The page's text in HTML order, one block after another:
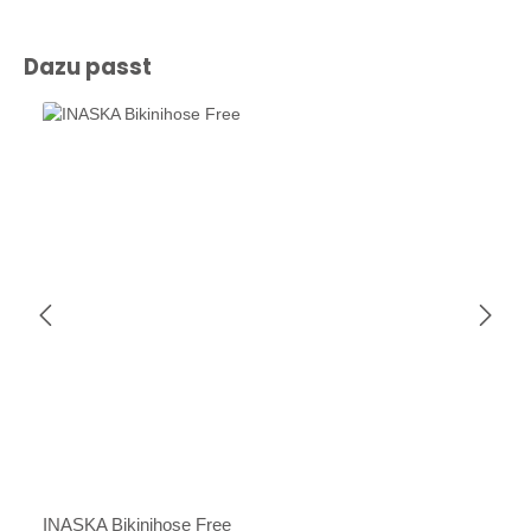
Produktgalerie überspringen
Dazu passt
INASKA Bikinihose Free